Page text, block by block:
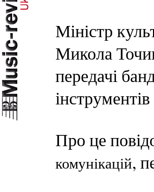
Міністр
Микола
передачі
Про це
комунікацій,